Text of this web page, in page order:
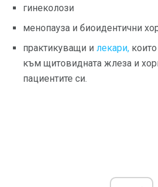
гинеколози
менопауза и биоидентични
практикуващи и лекари,
към щитовидната жлеза и
пациентите си.